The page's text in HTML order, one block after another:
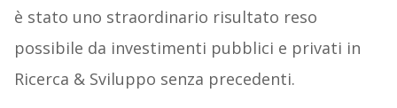
è stato uno straordinario risultato reso
possibile da investimenti pubblici e privati in
Ricerca & Sviluppo senza precedenti.